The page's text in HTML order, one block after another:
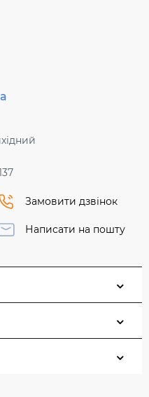
Замовити дзвінок
Написати на пошту